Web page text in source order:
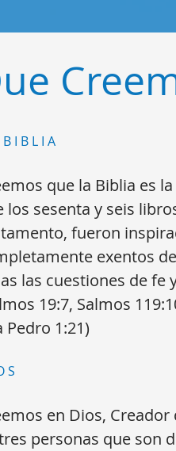
que la Biblia es
los sesenta y seis
fueron
exentos
las cuestiones de fe
19:7, Salmos
Pedro 1:21)
en Dios,
personas que son